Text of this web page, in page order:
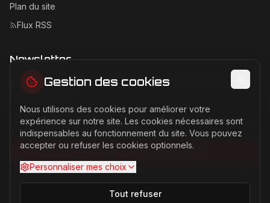
Plan du site
Flux RSS
Newsletter
Recevez les dernières actualités Ferrari directement dans
Adresse email pour la newsletter
S'abonner à la newsletter
Gestion des cookies
Nous utilisons des cookies pour améliorer votre
expérience sur notre site. Les cookies nécessaires sont
indispensables au fonctionnement du site. Vous pouvez
accepter ou refuser les cookies optionnels.
Personnaliser mes choix
Tout refuser